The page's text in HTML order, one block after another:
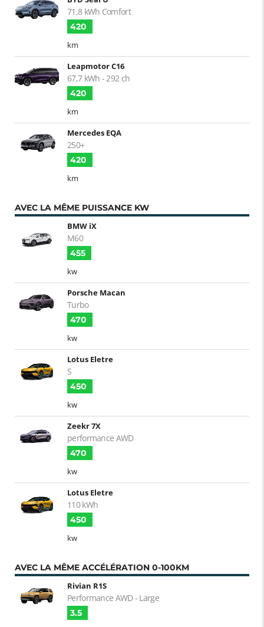
71,8 kWh Comfort
420
km
Leapmotor C16
67,7 kWh - 292 ch
420
km
Mercedes EQA
250+
420
km
AVEC LA MÊME PUISSANCE KW
BMW iX
M60
455
kw
Porsche Macan
Turbo
470
kw
Lotus Eletre
S
450
kw
Zeekr 7X
performance AWD
470
kw
Lotus Eletre
110 kWh
450
kw
AVEC LA MÊME ACCÉLÉRATION 0-100KM
Rivian R1S
Performance AWD - Large
3.5